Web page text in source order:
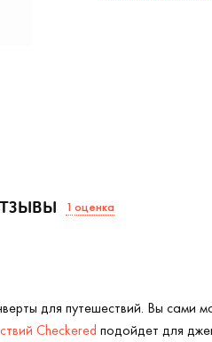
1 оценка
для путешествий. Вы сами
Checkered подойдет для